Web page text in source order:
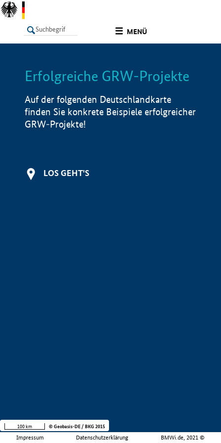
MENÜ
LISTE Info
Erfolgreiche GRW-Projekte
Auf der folgenden Deutschlandkarte
finden Sie konkrete Beispiele erfolgreicher
GRW-Projekte!
LOS GEHT'S
Impressum Datenschutzerklärung BMWi.de, 2021 ©
100 km © Geobasis-DE / BKG 2015